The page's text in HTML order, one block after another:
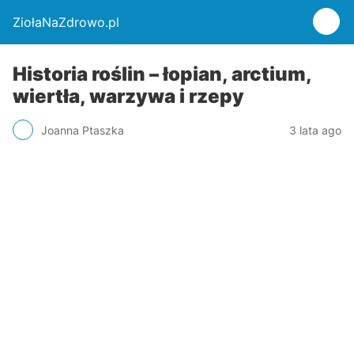
ZiołaNaZdrowo.pl
Historia roślin – łopian, arctium,
wiertła, warzywa i rzepy
Joanna Ptaszka 3 lata ago